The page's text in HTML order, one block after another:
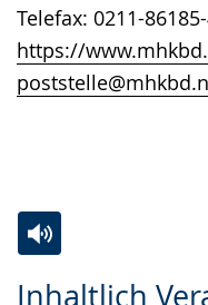
Telefax: 0211-
https://
Inhaltlich